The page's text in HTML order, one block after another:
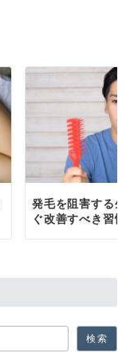
発毛を阻害する
ぐ改善すべき習慣
検索